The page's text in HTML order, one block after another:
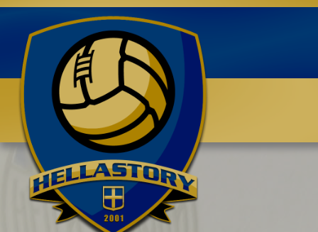
Benvenuti su HELLASTORY.net